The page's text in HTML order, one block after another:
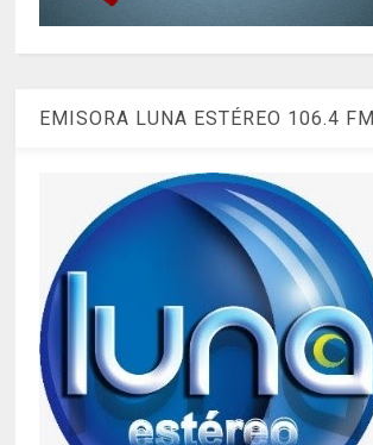
EMISORA LUNA ESTÉREO 106.4 FM